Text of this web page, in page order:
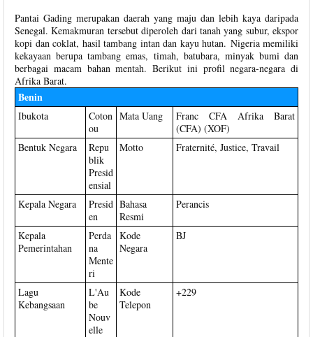
Pantai Gading merupakan daerah yang maju dan lebih kaya daripada
Senegal. Kemakmuran tersebut diperoleh dari tanah yang subur, ekspor
kopi dan coklat, hasil tambang intan dan kayu hutan. Nigeria memiliki
kekayaan berupa tambang emas, timah, batubara, minyak bumi dan
berbagai macam bahan mentah. Berikut ini profil negara-negara di
Afrika Barat.
Benin
Ibukota
Coton
ou
Mata Uang
Franc CFA Afrika Barat
(CFA) (XOF)
Bentuk Negara
Repu
blik
Presid
ensial
Motto Fraternité, Justice, Travail
Kepala Negara
Presid
en
Bahasa
Resmi
Perancis
Kepala
Pemerintahan
Perda
na
Mente
ri
Kode
Negara
BJ
Lagu
Kebangsaan
L'Au
be
Nouv
elle
Kode
Telepon
+229